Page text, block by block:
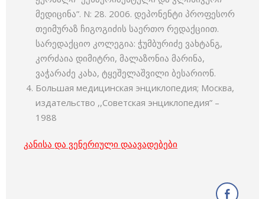
მედიცინა”. N: 28. 2006. დეპონენტი პროფესორ
თეიმურაზ ჩიგოგიძის საერთო რედაქციით.
სარედაქციო კოლეგია: ჭუმბურიძე ვახტანგ,
კორძაია დიმიტრი, მალაზონია მარინა,
ვაჭარაძე კახა, ტყეშელაშვილი ბესარიონ.
Большая медицинская энциклопедия; Москва,
издательство ,,Советская энциклопедия” –
1988
კანისა და ვენერიული დაავადებები